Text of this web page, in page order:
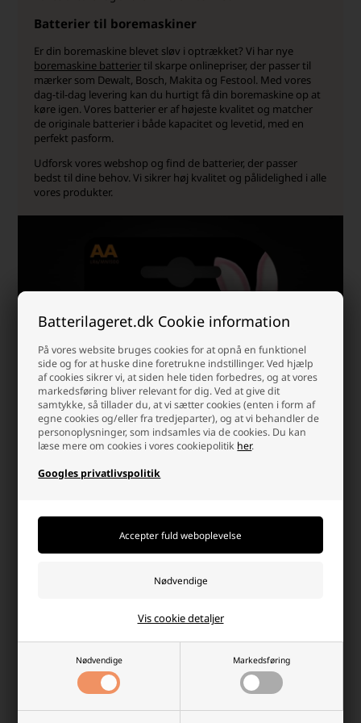
Batterilageret.dk Cookie information
På vores website bruges cookies for at opnå en funktionel
side og for at huske dine foretrukne indstillinger. Ved hjælp
af cookies sikrer vi, at siden hele tiden forbedres, og at vores
markedsføring bliver relevant for dig. Ved at give dit
samtykke, så tillader du, at vi sætter cookies (enten i form af
egne cookies og/eller fra tredjeparter), og at vi behandler de
personoplysninger, som indsamles via de cookies. Du kan
læse mere om cookies i vores cookiepolitik her.
Googles privatlivspolitik
Nødvendige Markedsføring
Vis cookie detaljer
Batterier til boremaskiner
Er din boremaskine blevet sløv i optrækket? Vi har nye
boremaskine batteriertil skarpe onlinepriser, der passer til
mærker som Dewalt, Bosch, Makita og Festool. Med vores
dag-til-dag levering kan du hurtigt få din boremaskine op at
køre igen. Vores batterier er af højeste kvalitet og matcher
de originale batterier i både kapacitet og levetid, med en
perfekt pasform.
Udforsk vores webshop og find de batterier, der passer
bedst til dine behov. Vi sikrer høj kvalitet og pålidelighed i alle
vores produkter.
Der er mange gode grunde, men her er et par